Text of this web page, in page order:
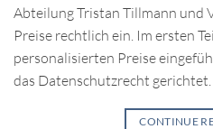
Abteilung Tristan Tillmann und
Preise rechtlich ein. Im ersten
personalisierten Preise
das Datenschutzrecht gerichtet.
CONTINUE